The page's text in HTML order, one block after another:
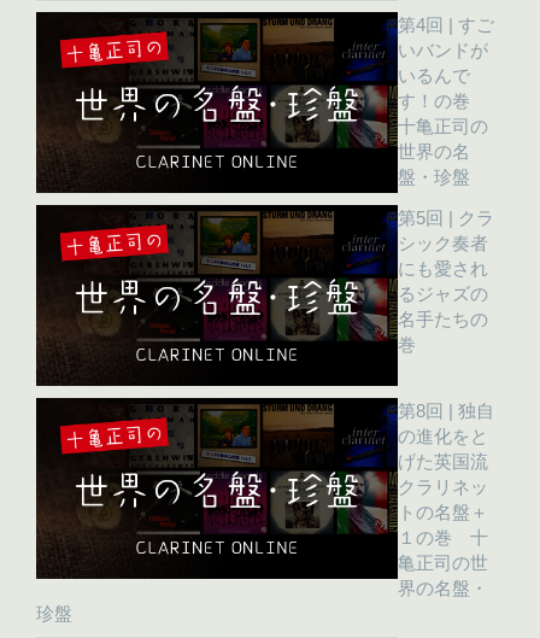
第4回 | すご
いバンドが
いるんで
す！の巻
十亀正司の
世界の名
盤・珍盤
第5回 | クラ
シック奏者
にも愛され
るジャズの
名手たちの
巻
第8回 | 独自
の進化をと
げた英国流
クラリネッ
トの名盤＋
１の巻 十
亀正司の世
界の名盤・
珍盤